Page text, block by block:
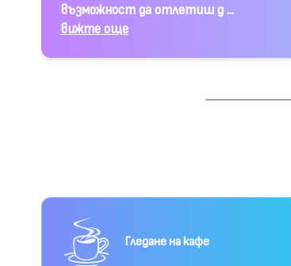
възможност да отлетиш д ...
вижте още
Гледане на кафе